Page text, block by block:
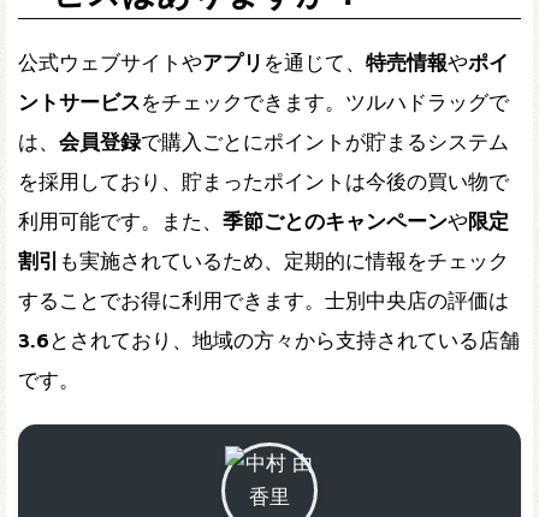
公式ウェブサイトやアプリ を通じて、 特売情報やポイ
ントサービスをチェックできます。ツルハドラッグで
は、 会員登録で購入ごとにポイントが貯まるシステム
を採用しており、貯まったポイントは今後の買い物で
利用可能です。また、 季節ごとのキャンペーンや限定
割引 も実施されているため、定期的に情報をチェック
することでお得に利用できます。士別中央店の評価は
3.6 とされており、地域の方々から支持されている店舗
です。